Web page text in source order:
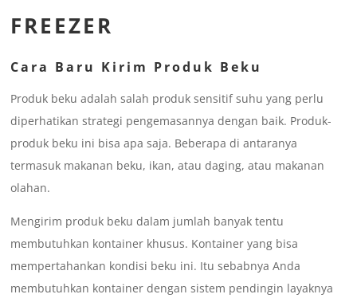
FREEZER
Cara Baru Kirim Produk Beku
Produk beku adalah salah produk sensitif suhu yang perlu
diperhatikan strategi pengemasannya dengan baik. Produk-
produk beku ini bisa apa saja. Beberapa di antaranya
termasuk makanan beku, ikan, atau daging, atau makanan
olahan.
Mengirim produk beku dalam jumlah banyak tentu
membutuhkan kontainer khusus. Kontainer yang bisa
mempertahankan kondisi beku ini. Itu sebabnya Anda
membutuhkan kontainer dengan sistem pendingin layaknya